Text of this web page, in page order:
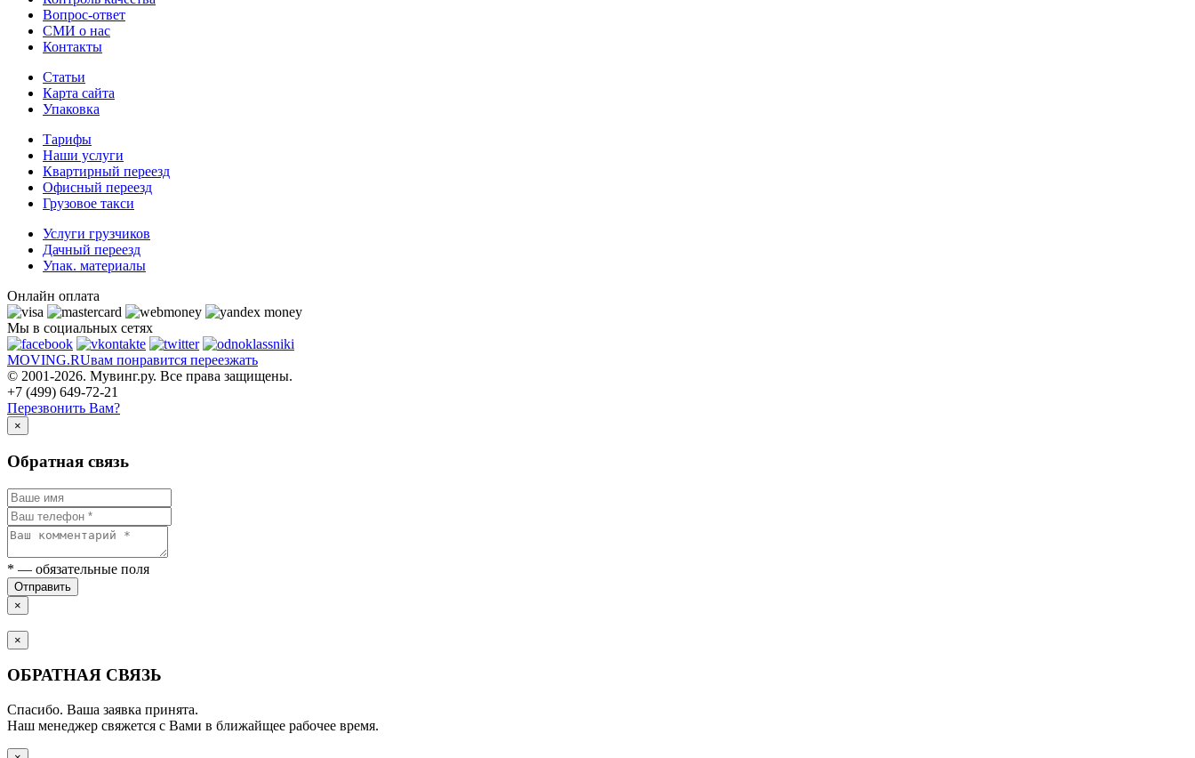
Вопрос-ответ
СМИ о нас
Контакты
Статьи
Карта сайта
Упаковка
Тарифы
Наши услуги
Квартирный переезд
Офисный переезд
Грузовое такси
Услуги грузчиков
Дачный переезд
Упак. материалы
Онлайн оплата
Мы в социальных сетях
MOVING.RUвам понравится переезжать
© 2001-2026. Мувинг.ру. Все права защищены.
+7 (499) 649-72-21
Перезвонить Вам?
×
Обратная связь
* — обязательные поля
Отправить
×
×
ОБРАТНАЯ СВЯЗЬ
Спасибо. Ваша заявка принята.
Наш менеджер свяжется с Вами в ближайщее рабочее время.